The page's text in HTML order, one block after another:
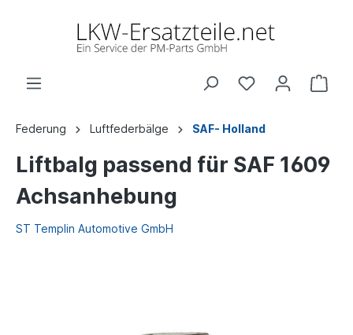
Federung Luftfederbälge SAF- Holland
Liftbalg passend für SAF 1609
Achsanhebung
ST Templin Automotive GmbH